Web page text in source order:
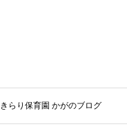
きらり保育園 かがのブログ